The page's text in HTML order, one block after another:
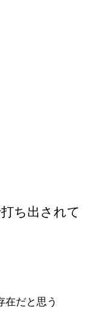
ち出されて
在だと思う